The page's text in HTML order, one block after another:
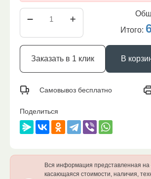
Итого:
Заказать в 1 клик В
Самовывоз бесплатно
Поделиться
Вся информация представленная на
касающаяся стоимости, наличия,